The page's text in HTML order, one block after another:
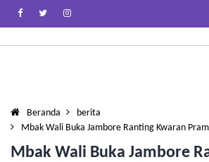
Beranda
berita
Mbak Wali Buka Jambore Ranting Kwaran
Mbak Wali Buka Jambore